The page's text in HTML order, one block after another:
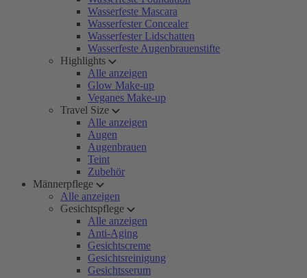
Wasserfeste Mascara
Wasserfester Concealer
Wasserfester Lidschatten
Wasserfeste Augenbrauenstifte
Highlights
Alle anzeigen
Glow Make-up
Veganes Make-up
Travel Size
Alle anzeigen
Augen
Augenbrauen
Teint
Zubehör
Männerpflege
Alle anzeigen
Gesichtspflege
Alle anzeigen
Anti-Aging
Gesichtscreme
Gesichtsreinigung
Gesichtsserum